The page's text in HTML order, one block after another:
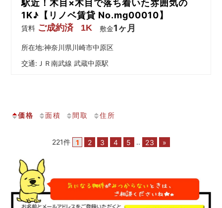
駅近！木目×木目で落ち着いた雰囲気の
1K♪【リノベ賃貸 No.mg00010】
賃料 ご成約済 1K 敷金1ヶ月
所在地:神奈川県川崎市中原区
交通: ＪＲ南武線 武蔵中原駅
価格 面積 間取 住所
221件 1 2 3 4 5 .. 23 »